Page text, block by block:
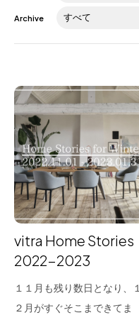
Blog
About us
for Business
Recruit
Contact
Archive
vitra Home Stories
2022-2023
１１月も残り数日となり、１
２月がすぐそこまできてま